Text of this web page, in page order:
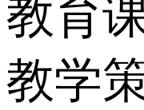
教育
教学